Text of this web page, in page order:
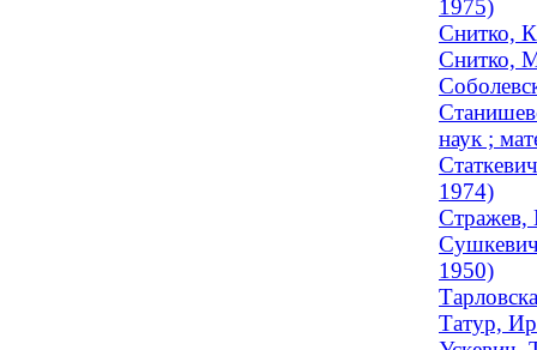
1975)
Снитко,
Снитко,
наук ;
1974)
Стражев,
1950)
Татур,